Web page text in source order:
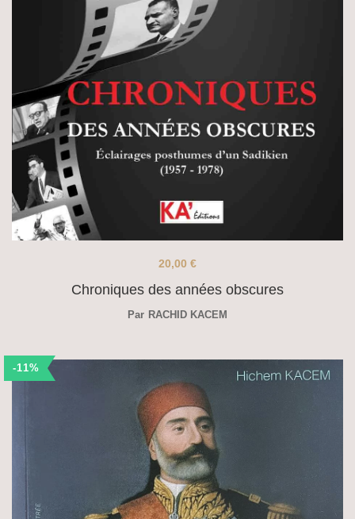
Chroniques des années obscures
20,00 €
Par RACHID KACEM
-11%